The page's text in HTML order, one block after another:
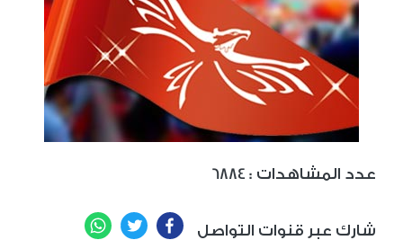
6884 : عدد المشاهدات
شارك عبر قنوات التواصل Facebook
Twitter